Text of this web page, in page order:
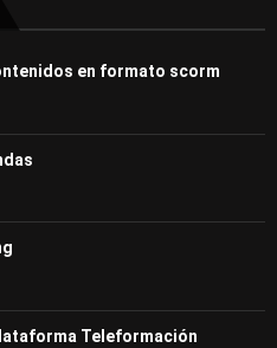
en formato scorm
Teleformación